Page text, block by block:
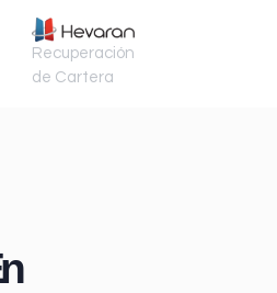
Recuperación
de Cartera